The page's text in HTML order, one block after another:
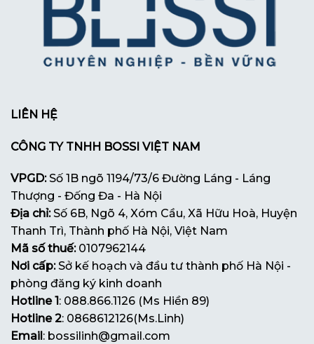
LIÊN HỆ
CÔNG TY TNHH BOSSI VIỆT NAM
VPGD:Số 1B ngõ 1194/73/6 Đường Láng - Láng
Thượng - Đống Đa - Hà Nội
Địa chỉ:Số 6B, Ngõ 4, Xóm Cầu, Xã Hữu Hoà, Huyện
Thanh Trì, Thành phố Hà Nội, Việt Nam
Mã số thuế:0107962144
Nơi cấp:Sở kế hoạch và đầu tư thành phố Hà Nội -
phòng đăng ký kinh doanh
Hotline 1 : 088.866.1126 (Ms Hiền 89)
Hotline 2: 0868612126(Ms.Linh)
Email : bossilinh@gmail.com